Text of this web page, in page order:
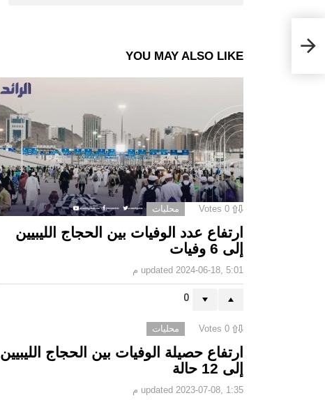
YOU MAY ALSO LIKE
0
Votes محليات
ارتفاع عدد الوفيات بين الحجاج الليبيين
إلى 6 وفيات
updated 2024-06-18, 5:01 م
0
0
Votes محليات
ارتفاع حصيلة الوفيات بين الحجاج الليبيين
إلى 12 حالة
updated 2023-07-08, 1:35 م